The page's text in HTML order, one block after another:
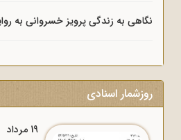
نگاهی به زندگی پرویز خسروانی به
روزشمار اسنادی
19 مرداد